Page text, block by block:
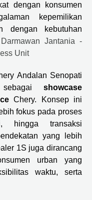
dengan konsumen
kepemilikan
dengan kebutuhan
Jantania -
Unit
Andalan Senopati
sebagai showcase
Chery. Konsep ini
fokus pada proses
hingga transaksi
yang lebih
1S juga dirancang
urban yang
waktu, serta